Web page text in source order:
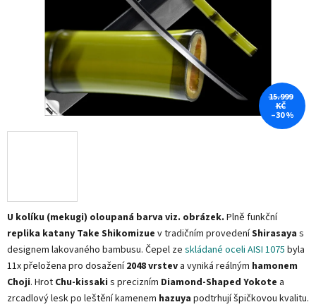
U kolíku (mekugi) oloupaná barva viz. obrázek. Plně funkční
replika katany Take Shikomizue v tradičním provedeníShirasaya s
designem lakovaného bambusu. Čepel ze skládané oceli AISI 1075 byla
11x přeložena pro dosažení2048 vrstev a vyniká reálným hamonem
Choji. Hrot Chu-kissaki s precizním Diamond-Shaped Yokote a
zrcadlový lesk po leštění kamenem hazuya podtrhují špičkovou kvalitu.
15.999
KČ
–30 %